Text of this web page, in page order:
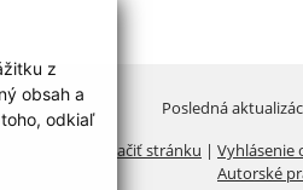
z
obsah a
odkiaľ
Posledná
Vytlačiť stránku | Vyhlásenie
Autorské